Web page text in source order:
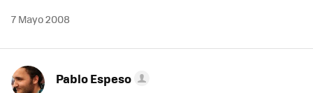
7 Mayo 2008
Pablo Espeso